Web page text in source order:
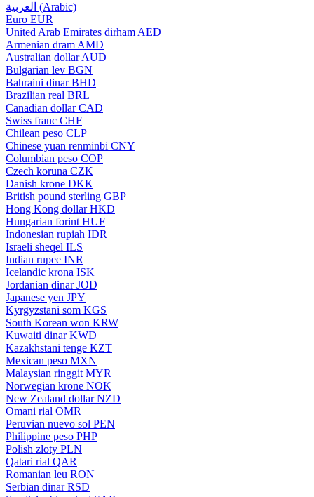
العربية (Arabic)
Euro EUR
United Arab Emirates dirham AED
Armenian dram AMD
Australian dollar AUD
Bulgarian lev BGN
Bahraini dinar BHD
Brazilian real BRL
Canadian dollar CAD
Swiss franc CHF
Chilean peso CLP
Chinese yuan renminbi CNY
Columbian peso COP
Czech koruna CZK
Danish krone DKK
British pound sterling GBP
Hong Kong dollar HKD
Hungarian forint HUF
Indonesian rupiah IDR
Israeli sheqel ILS
Indian rupee INR
Icelandic krona ISK
Jordanian dinar JOD
Japanese yen JPY
Kyrgyzstani som KGS
South Korean won KRW
Kuwaiti dinar KWD
Kazakhstani tenge KZT
Mexican peso MXN
Malaysian ringgit MYR
Norwegian krone NOK
New Zealand dollar NZD
Omani rial OMR
Peruvian nuevo sol PEN
Philippine peso PHP
Polish zloty PLN
Qatari rial QAR
Romanian leu RON
Serbian dinar RSD